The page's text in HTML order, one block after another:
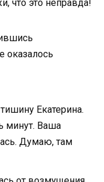
что это неправда!
оказалось
Екатерина.
минут. Ваша
Думаю, там